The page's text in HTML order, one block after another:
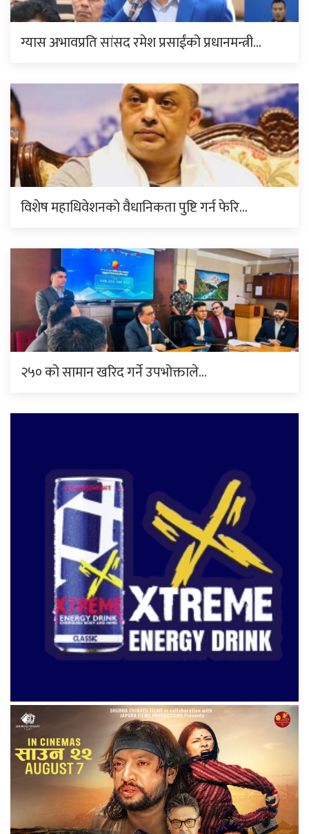
ग्यास अभावप्रति सांसद रमेश प्रसाईंको प्रधानमन्त्री…
विशेष महाधिवेशनको वैधानिकता पुष्टि गर्न फेरि…
२५० को सामान खरिद गर्ने उपभोक्ताले…